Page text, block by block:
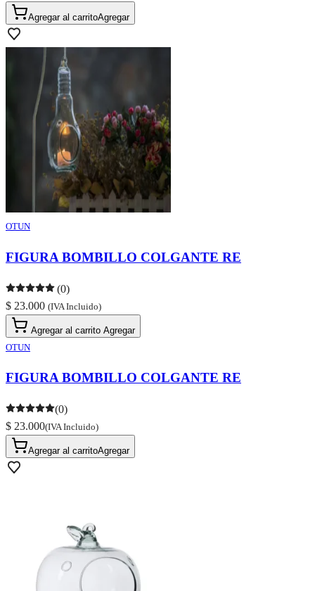
Agregar al carritoAgregar
OTUN
FIGURA BOMBILLO COLGANTE RE
(0)
$ 23.000 (IVA Incluido)
Agregar al carrito Agregar
OTUN
FIGURA BOMBILLO COLGANTE RE
(0)
$ 23.000(IVA Incluido)
Agregar al carritoAgregar